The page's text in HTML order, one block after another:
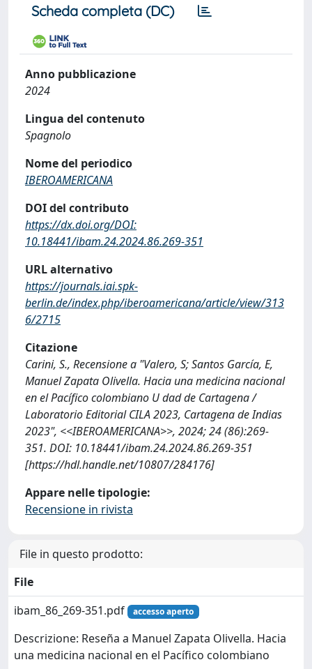
Scheda completa (DC)
Anno pubblicazione
2024
Lingua del contenuto
Spagnolo
Nome del periodico
IBEROAMERICANA
DOI del contributo
https://dx.doi.org/DOI:
10.18441/ibam.24.2024.86.269-351
URL alternativo
https://journals.iai.spk-
berlin.de/index.php/iberoamericana/article/view/313
6/2715
Citazione
Carini, S., Recensione a "Valero, S; Santos García, E,
Manuel Zapata Olivella. Hacia una medicina nacional
en el Pacífico colombiano U dad de Cartagena /
Laboratorio Editorial CILA 2023, Cartagena de Indias
2023", <<IBEROAMERICANA>>, 2024; 24 (86):269-
351. DOI: 10.18441/ibam.24.2024.86.269-351
[https://hdl.handle.net/10807/284176]
Appare nelle tipologie:
Recensione in rivista
File in questo prodotto:
File
ibam_86_269-351.pdf
accesso aperto
Descrizione: Reseña a Manuel Zapata Olivella. Hacia
una medicina nacional en el Pacífico colombiano